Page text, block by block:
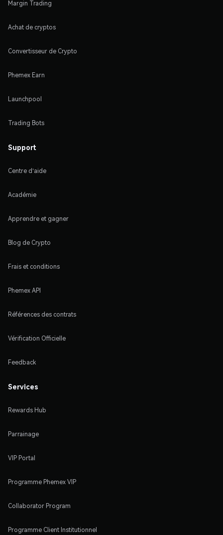
Margin Trading
Achat de cryptos
Convertisseur de Crypto
Phemex Earn
Launchpool
Trading Bots
Support
Centre d'aide
Académie
Apprendre et gagner
Blog de Crypto
Frais et conditions
Phemex API
Références des contrats
Vérification Officielle
Feedback
Services
Rewards Hub
Parrainage
VIP Portal
Programme Phemex VIP
Collaborator Program
Programme Client Institutionnel